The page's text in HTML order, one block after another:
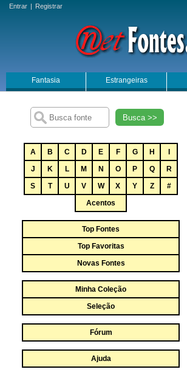
Entrar | Registrar
Fantasia Estrangeiras
Busca >>
A B C D E F G H
J
K L M N O P Q
R
S
T U V W X Y Z
#
Acentos
Top Fontes
Top Favoritas
Novas Fontes
Minha Coleção
Seleção
Fórum
Ajuda